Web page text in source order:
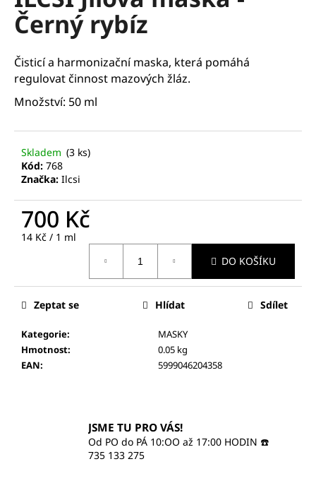
0,0
z
hvězdiček.
Černý rybíz
Čisticí a harmonizační maska, která pomáhá
regulovat činnost mazových žláz.
Množství: 50 ml
Skladem (3 ks)
Kód: 768
Značka: Ilcsi
700 Kč
Měrná
14 Kč / 1 ml
DO KOŠÍKU
Kategorie:
MASKY
Hmotnost:
0.05 kg
EAN: 5999046204358
Zeptat se Hlídat Sdílet
JSME TU PRO VÁS!
Od PO do PÁ 10:OO až 17:00 HODIN ☎️
735 133 275
a
j
í
t
?
D
o
r
u
u
e